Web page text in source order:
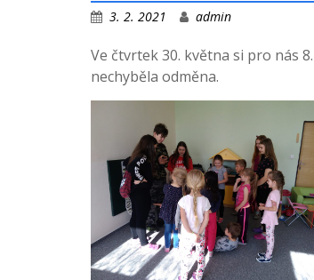
3. 2. 2021 admin
Ve čtvrtek 30. května si pro nás
nechyběla odměna.